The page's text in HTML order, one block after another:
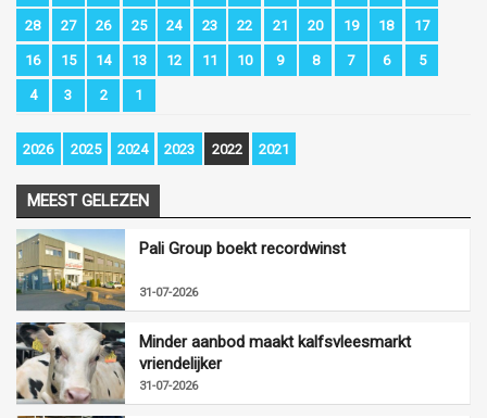
28 27 26 25 24 23 22 21 20 19 18 17
16 15 14 13 12 11 10 9 8 7 6 5
4 3 2 1
2026 2025 2024 2023 2022 2021
MEEST GELEZEN
Pali Group boekt recordwinst
31-07-2026
Minder aanbod maakt kalfsvleesmarkt
vriendelijker
31-07-2026